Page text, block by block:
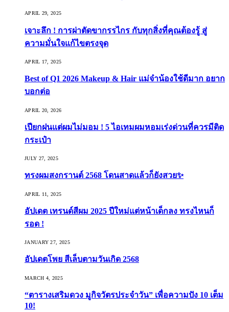
APRIL 29, 2025
เจาะลึก ! การผ่าตัดขากรรไกร กับทุกสิ่งที่คุณต้องรู้ สู่
ความมั่นใจแก้ไขตรงจุด
APRIL 17, 2025
Best of Q1 2026 Makeup & Hair แม่จ๋าน้องใช้ดีมาก อยาก
บอกต่อ
APRIL 20, 2026
เปียกฝนแต่ผมไม่มอม ! 5 ไอเทมผมหอมเร่งด่วนที่ควรมีติด
กระเป๋า
JULY 27, 2025
ทรงผมสงกรานต์ 2568 โดนสาดแล้วก็ยังสวย✨
APRIL 11, 2025
อัปเดต เทรนด์สีผม 2025 ปีใหม่แต่หน้าเด็กลง ทรงไหนก็
รอด !
JANUARY 27, 2025
อัปเดตโพย สีเล็บตามวันเกิด 2568
MARCH 4, 2025
“ตารางเสริมดวง มูกิจวัตรประจำวัน” เพื่อความปัง 10 เต็ม
10!